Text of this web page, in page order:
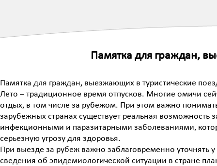
Памятка для граждан,
Памятка для граждан, выезжающих в туристические
Лето – традиционное время отпусков. Многие омичи
отдых, в том числе за рубежом. При этом важно
зарубежных странах существует реальная возможность
инфекционными и паразитарными заболеваниями,
серьезную угрозу для здоровья.
При выезде за рубеж важно заблаговременно уточнять у
сведения об эпидемиологической ситуации в стране